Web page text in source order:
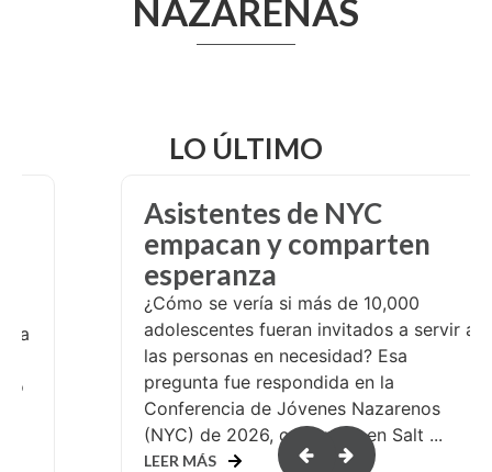
NAZARENAS
LO ÚLTIMO
la
Asistentes de NYC
empacan y comparten
esperanza
¿Cómo se vería si más de 10,000
adolescentes fueran invitados a servir a
las personas en necesidad? Esa
pregunta fue respondida en la
Conferencia de Jóvenes Nazarenos
(NYC) de 2026, celebrada en Salt ...
LEER MÁS